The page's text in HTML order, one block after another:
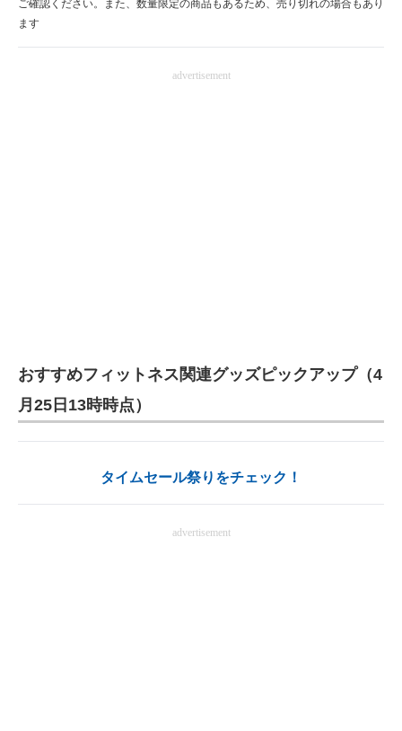
ご確認ください。また、数量限定の商品もあるため、売り切れの場合もあり
ます
advertisement
おすすめフィットネス関連グッズピックアップ（4
月25日13時時点）
タイムセール祭りをチェック！
advertisement